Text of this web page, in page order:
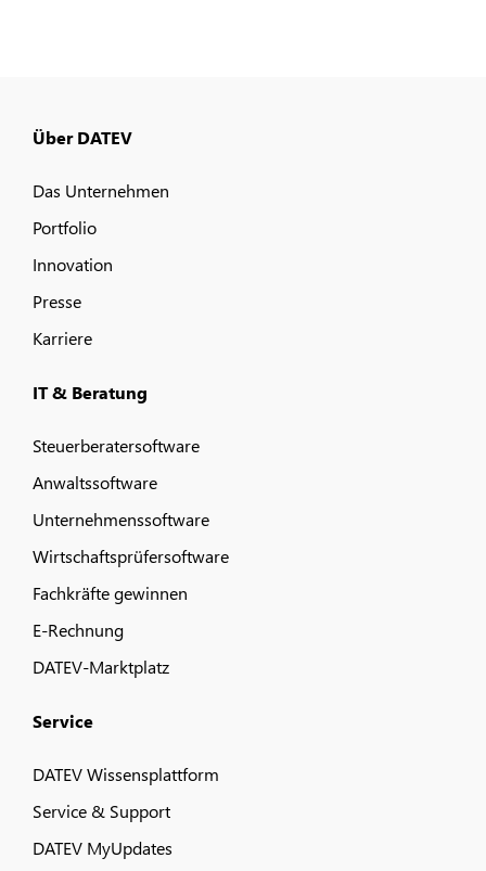
Über DATEV
Das Unternehmen
Portfolio
Innovation
Presse
Karriere
IT & Beratung
Steuerberatersoftware
Anwaltssoftware
Unternehmenssoftware
Wirtschaftsprüfersoftware
Fachkräfte gewinnen
E-Rechnung
DATEV-Marktplatz
Service
DATEV Wissensplattform
Service & Support
DATEV MyUpdates